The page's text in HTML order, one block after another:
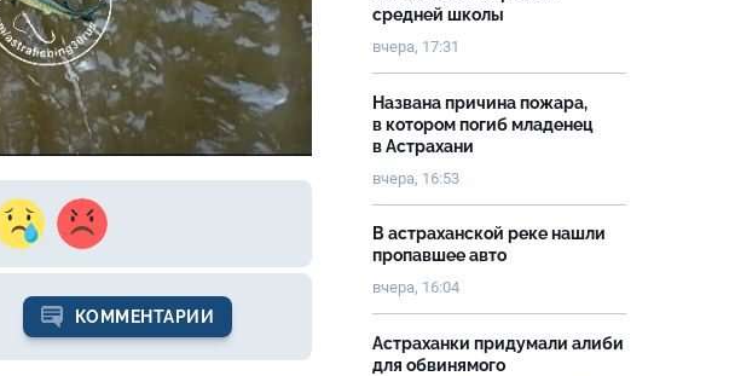
КОММЕНТАРИИ
средней школы
вчера, 17:31
Названа причина пожара,
в котором погиб младенец
в Астрахани
вчера, 16:53
В астраханской реке нашли
пропавшее авто
вчера, 16:04
Астраханки придумали алиби
для обвинямого